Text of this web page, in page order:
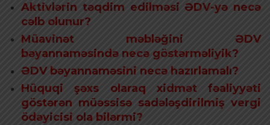
Aktivlərin təqdim edilməsi ƏDV-yə necə
cəlb olunur?
Müavinət məbləğini ƏDV
bəyannaməsində necə göstərməliyik?
ƏDV bəyannaməsini necə hazırlamalı?
Hüquqi şəxs olaraq xidmət fəaliyyəti
göstərən müəssisə sadələşdirilmiş vergi
ödəyicisi ola bilərmi?